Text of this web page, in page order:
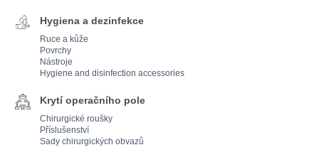
Hygiena a dezinfekce
Ruce a kůže
Povrchy
Nástroje
Hygiene and disinfection accessories
Krytí operačního pole
Chirurgické roušky
Příslušenství
Sady chirurgických obvazů